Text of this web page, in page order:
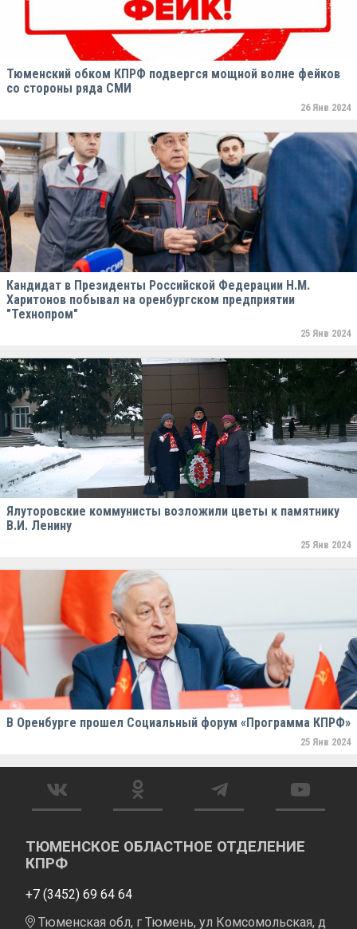
Тюменский обком КПРФ подвергся мощной волне фейков
со стороны ряда СМИ
26 Янв 2024
Кандидат в Президенты Российской Федерации Н.М.
Харитонов побывал на оренбургском предприятии
"Технопром"
25 Янв 2024
Ялуторовские коммунисты возложили цветы к памятнику
В.И. Ленину
25 Янв 2024
В Оренбурге прошел Социальный форум «Программа КПРФ»
25 Янв 2024
ТЮМЕНСКОЕ ОБЛАСТНОЕ ОТДЕЛЕНИЕ
КПРФ
+7 (3452) 69 64 64
Тюменская обл, г Тюмень, ул Комсомольская, д